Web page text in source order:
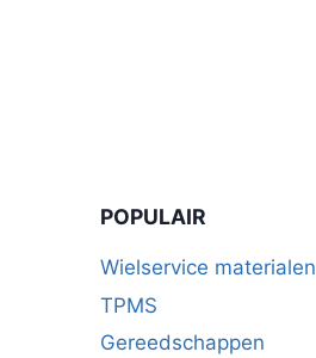
POPULAIR
Wielservice materialen
TPMS
Gereedschappen